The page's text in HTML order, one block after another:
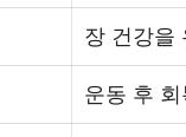
장 건강을
운동 후